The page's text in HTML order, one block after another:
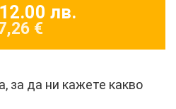
лв.
€
за да ни кажете какво